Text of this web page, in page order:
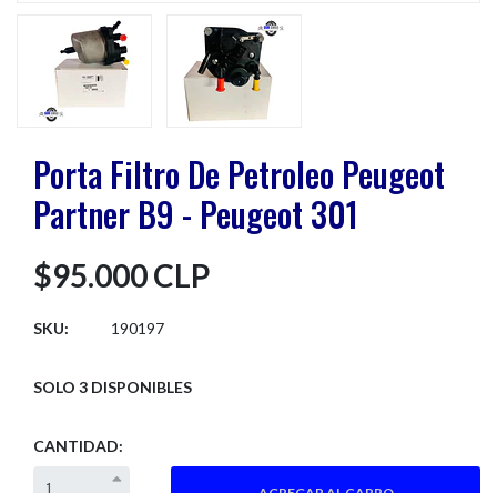
Porta Filtro De Petroleo Peugeot
Partner B9 - Peugeot 301
$95.000 CLP
SKU: 190197
SOLO 3 DISPONIBLES
CANTIDAD: